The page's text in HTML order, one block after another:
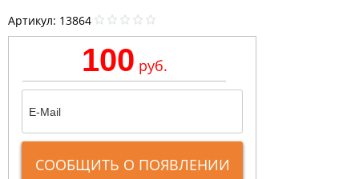
Артикул: 13864
100 руб.
СООБЩИТЬ О ПОЯВЛЕНИИ